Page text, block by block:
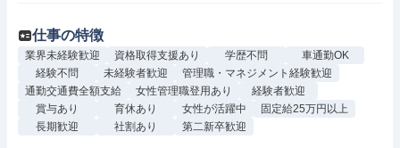
仕事の特徴
業界未経験歓迎 資格取得支援あり 学歴不問
車通勤OK
経験不問
未経験者歓迎
管理職・マネジメント経験歓迎
通勤交通費全額支給
女性管理職登用あり
経験者歓迎
賞与あり
育休あり 女性が活躍中
固定給25万円以上
長期歓迎
社割あり 第二新卒歓迎